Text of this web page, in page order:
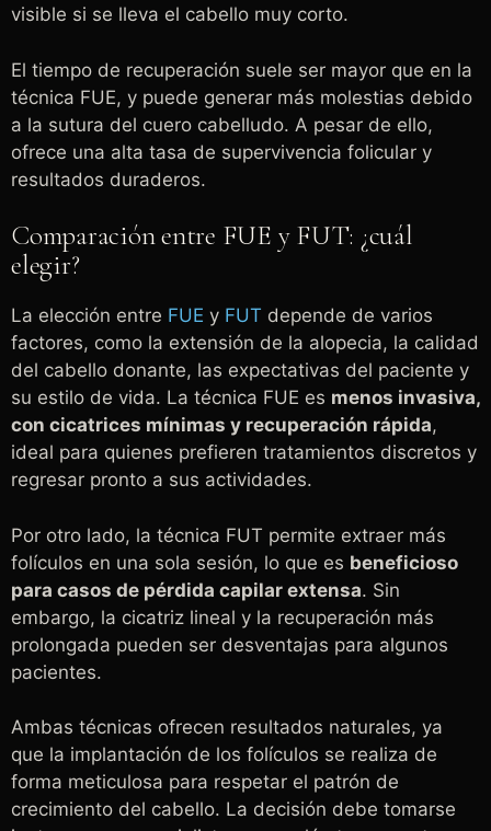
visible si se lleva el cabello muy corto.
El tiempo de recuperación suele ser mayor que en la
técnica FUE, y puede generar más molestias debido
a la sutura del cuero cabelludo. A pesar de ello,
ofrece una alta tasa de supervivencia folicular y
resultados duraderos.
Comparación entre FUE y FUT: ¿cuál
elegir?
La elección entre FUE y FUT depende de varios
factores, como la extensión de la alopecia, la calidad
del cabello donante, las expectativas del paciente y
su estilo de vida. La técnica FUE es menos invasiva,
con cicatrices mínimas y recuperación rápida,
ideal para quienes prefieren tratamientos discretos y
regresar pronto a sus actividades.
Por otro lado, la técnica FUT permite extraer más
folículos en una sola sesión, lo que es beneficioso
para casos de pérdida capilar extensa. Sin
embargo, la cicatriz lineal y la recuperación más
prolongada pueden ser desventajas para algunos
pacientes.
Ambas técnicas ofrecen resultados naturales, ya
que la implantación de los folículos se realiza de
forma meticulosa para respetar el patrón de
crecimiento del cabello. La decisión debe tomarse